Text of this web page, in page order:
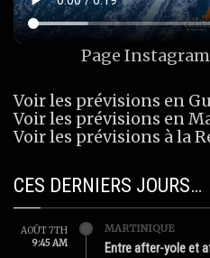
Page Instagram
Voir les prévisions en
Voir les prévisions en
Voir les prévisions à la
CES DERNIERS JOURS…
AOÛT 7TH
9:45 AM
MARTINIQUE
Entre after-yole et